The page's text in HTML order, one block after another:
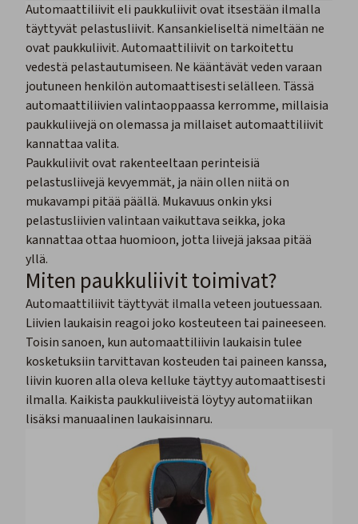
Automaattiliivit eli paukkuliivitovat itsestään ilmalla
täyttyvät pelastusliivit. Kansankieliseltä nimeltään ne
ovat paukkuliivit. Automaattiliivit on tarkoitettu
vedestä pelastautumiseen. Ne kääntävät veden varaan
joutuneen henkilön automaattisesti selälleen. Tässä
automaattiliivien valintaoppaassa kerromme, millaisia
paukkuliivejä on olemassa ja millaiset automaattiliivit
kannattaa valita.
Paukkuliivit ovat rakenteeltaan perinteisiä
pelastusliivejä kevyemmät, ja näin ollen niitä on
mukavampi pitää päällä. Mukavuus onkin yksi
pelastusliivien valintaan vaikuttava seikka, joka
kannattaa ottaa huomioon, jotta liivejä jaksaa pitää
yllä.
Miten paukkuliivit toimivat?
Automaattiliivit täyttyvät ilmalla veteen joutuessaan.
Liivien laukaisin reagoi joko kosteuteen tai paineeseen.
Toisin sanoen, kun automaattiliivin laukaisin tulee
kosketuksiin tarvittavan kosteuden tai paineen kanssa,
liivin kuoren alla oleva kelluke täyttyy automaattisesti
ilmalla. Kaikista paukkuliiveistä löytyy automatiikan
lisäksi manuaalinen laukaisinnaru.